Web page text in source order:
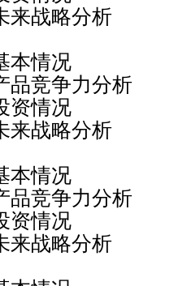
略分析
情况
争力分析
情况
略分析
情况
争力分析
情况
略分析